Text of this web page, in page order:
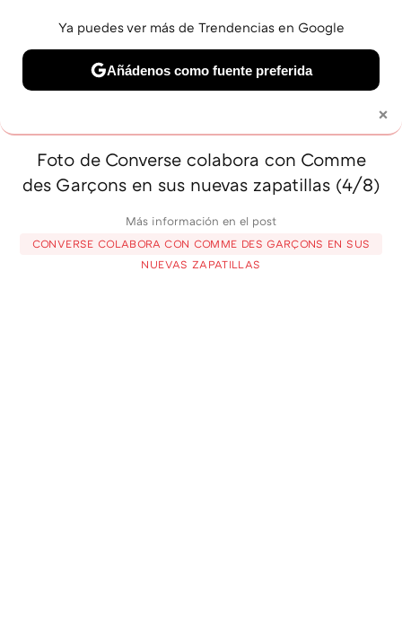
BELLEZA SHOPPING VIAJES GASTRO SNEAKERS
Foto de Converse colabora con Comme
des Garçons en sus nuevas zapatillas (4/8)
Más información en el post
CONVERSE COLABORA CON COMME DES GARÇONS EN SUS
NUEVAS ZAPATILLAS
×
Ya puedes ver más de Trendencias en Google
Añádenos como fuente preferida